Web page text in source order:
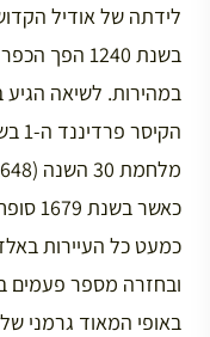
לידתה של אודיל
בשנת 1240
כאשר בשנת 1679 סופחה, יחד עם כל אלזס, ל
כמעט כל העיירות
באופי המאוד גרמני